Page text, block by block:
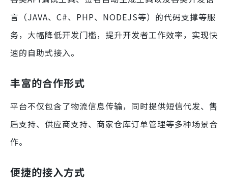
言（JAVA、C#、PHP、NODEJS等）的代码支撑等服
务，大幅降低开发门槛，提升开发者工作效率，实现快
速的自助式接入。
丰富的合作形式
平台不仅包含了物流信息传输，同时提供短信代发、售
后支持、供应商支持、商家仓库订单管理等多种场景合
作。
便捷的接入方式